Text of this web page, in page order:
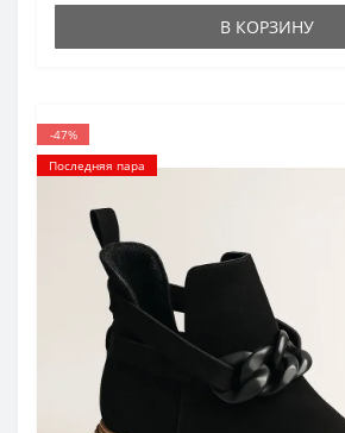
В КОРЗИНУ
-47%
Последняя пара